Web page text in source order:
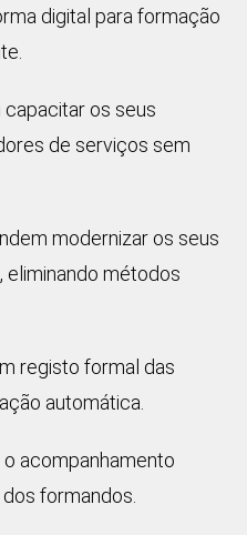
digital para formação
os seus
de serviços sem
modernizar os seus
métodos
registo formal das
automática.
acompanhamento
formandos.